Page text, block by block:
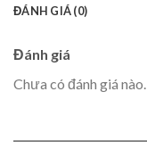
ĐÁNH GIÁ (0)
Đánh giá
Chưa có đánh giá nào.